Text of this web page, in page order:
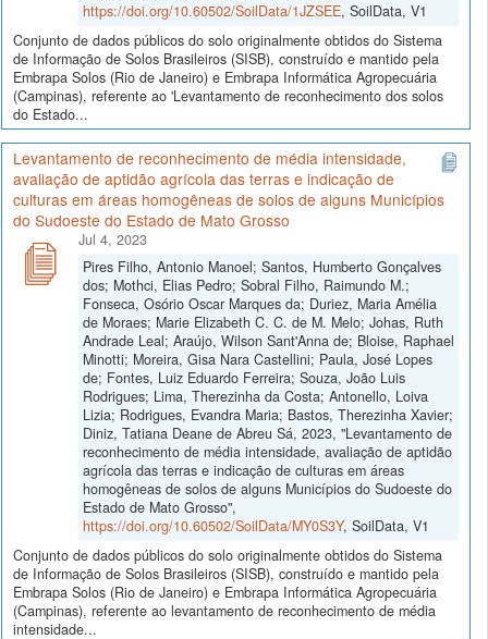
https://doi.org/10.60502/SoilData/1JZSEE, SoilData, V1
Conjunto de dados públicos do solo originalmente obtidos do Sistema
de Informação de Solos Brasileiros (SISB), construído e mantido pela
Embrapa Solos (Rio de Janeiro) e Embrapa Informática Agropecuária
(Campinas), referente ao 'Levantamento de reconhecimento dos solos
do Estado...
Levantamento de reconhecimento de média intensidade,
avaliação de aptidão agrícola das terras e indicação de
culturas em áreas homogêneas de solos de alguns Municípios
do Sudoeste do Estado de Mato Grosso
Jul 4, 2023
Pires Filho, Antonio Manoel; Santos, Humberto Gonçalves
dos; Mothci, Elias Pedro; Sobral Filho, Raimundo M.;
Fonseca, Osório Oscar Marques da; Duriez, Maria Amélia
de Moraes; Marie Elizabeth C. C. de M. Melo; Johas, Ruth
Andrade Leal; Araújo, Wilson Sant'Anna de; Bloise, Raphael
Minotti; Moreira, Gisa Nara Castellini; Paula, José Lopes
de; Fontes, Luiz Eduardo Ferreira; Souza, João Luis
Rodrigues; Lima, Therezinha da Costa; Antonello, Loiva
Lizia; Rodrigues, Evandra Maria; Bastos, Therezinha Xavier;
Diniz, Tatiana Deane de Abreu Sá, 2023, "Levantamento de
reconhecimento de média intensidade, avaliação de aptidão
agrícola das terras e indicação de culturas em áreas
homogêneas de solos de alguns Municípios do Sudoeste do
Estado de Mato Grosso",
https://doi.org/10.60502/SoilData/MY0S3Y, SoilData, V1
Conjunto de dados públicos do solo originalmente obtidos do Sistema
de Informação de Solos Brasileiros (SISB), construído e mantido pela
Embrapa Solos (Rio de Janeiro) e Embrapa Informática Agropecuária
(Campinas), referente ao levantamento de reconhecimento de média
intensidade...